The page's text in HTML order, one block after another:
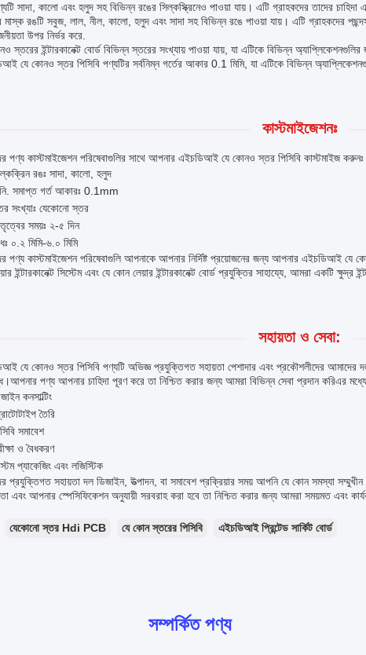
সাদা, কালো এবং হলুদ সহ বিভিন্ন রঙের সিল্কস্ক্রিনেও পাওয়া যায়। এটি গ্রাহকদের তাদের
মাস্ক রঙটি সবুজ, লাল, নীল, কালো, হলুদ এবং সাদা সহ বিভিন্ন রঙে পাওয়া যায়। এটি গ্রাহকদের
উপর নির্ভর করে.
স্তরের ইন্টারকানেক্ট বোর্ড বিভিন্ন স্তরের সংখ্যায় পাওয়া যায়, যা এটিকে বিভিন্ন
যে কোনও স্তর পিসিবি পণ্যটির সর্বনিম্ন গর্তের আকার 0.1 মিমি, যা এটিকে বিভিন্ন
কাস্টমাইজেশনঃ
পণ্য কাস্টমাইজেশন পরিষেবাগুলির সাথে আপনার এইচডিআই যে কোনও স্তর পিসিবি কাস্টমাইজ করুনঃ
রঙঃ সাদা, কালো, হলুদ
সমাপ্ত গর্ত আকারঃ 0.1mm
সংখ্যাঃ যেকোনো স্তর
সময়ঃ ২-৫ দিন
০.২ মিমি-৬.০ মিমি
পণ্য কাস্টমাইজেশন পরিষেবাগুলি আপনাকে আপনার নির্দিষ্ট প্রয়োজনের জন্য আপনার এইচডিআই
ইন্টারকানেক্ট সিস্টেম এবং যে কোন লেয়ার ইন্টারকানেক্ট বোর্ড প্রযুক্তির সাহায্যে, আমরা একটি
সহায়তা ও সেবা:
যে কোনও স্তর পিসিবি পণ্যটি অভিজ্ঞ প্রযুক্তিগত সহায়তা পেশাদার এবং প্রকৌশলীদের আমাদের
পণ্য আপনার চাহিদা পূরণ করে তা নিশ্চিত করার জন্য আমরা বিভিন্ন সেবা প্রদান করিএর মধ্যে
কনসাল্টিং
তৈরি
সমাবেশ
ও বৈধকরণ
প্যাকেজিং এবং লজিস্টিক
প্রযুক্তিগত সহায়তা দল ডিজাইন, উত্পাদন, বা সমাবেশ প্রক্রিয়ার সময় আপনি যে কোন সমস্যা
এবং আপনার স্পেসিফিকেশন অনুযায়ী সরবরাহ করা হবে তা নিশ্চিত করার জন্য আমরা সময়মত এবং
যেকোনো স্তর Hdi PCB যে কোন স্তরের পিসিবি এইচডিআই প্রিন্টেড সার্কিট বোর্ড
সম্পর্কিত পণ্য